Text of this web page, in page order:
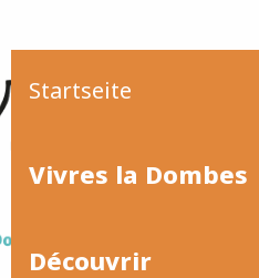
Startseite
Vivres la Dombes
Découvrir